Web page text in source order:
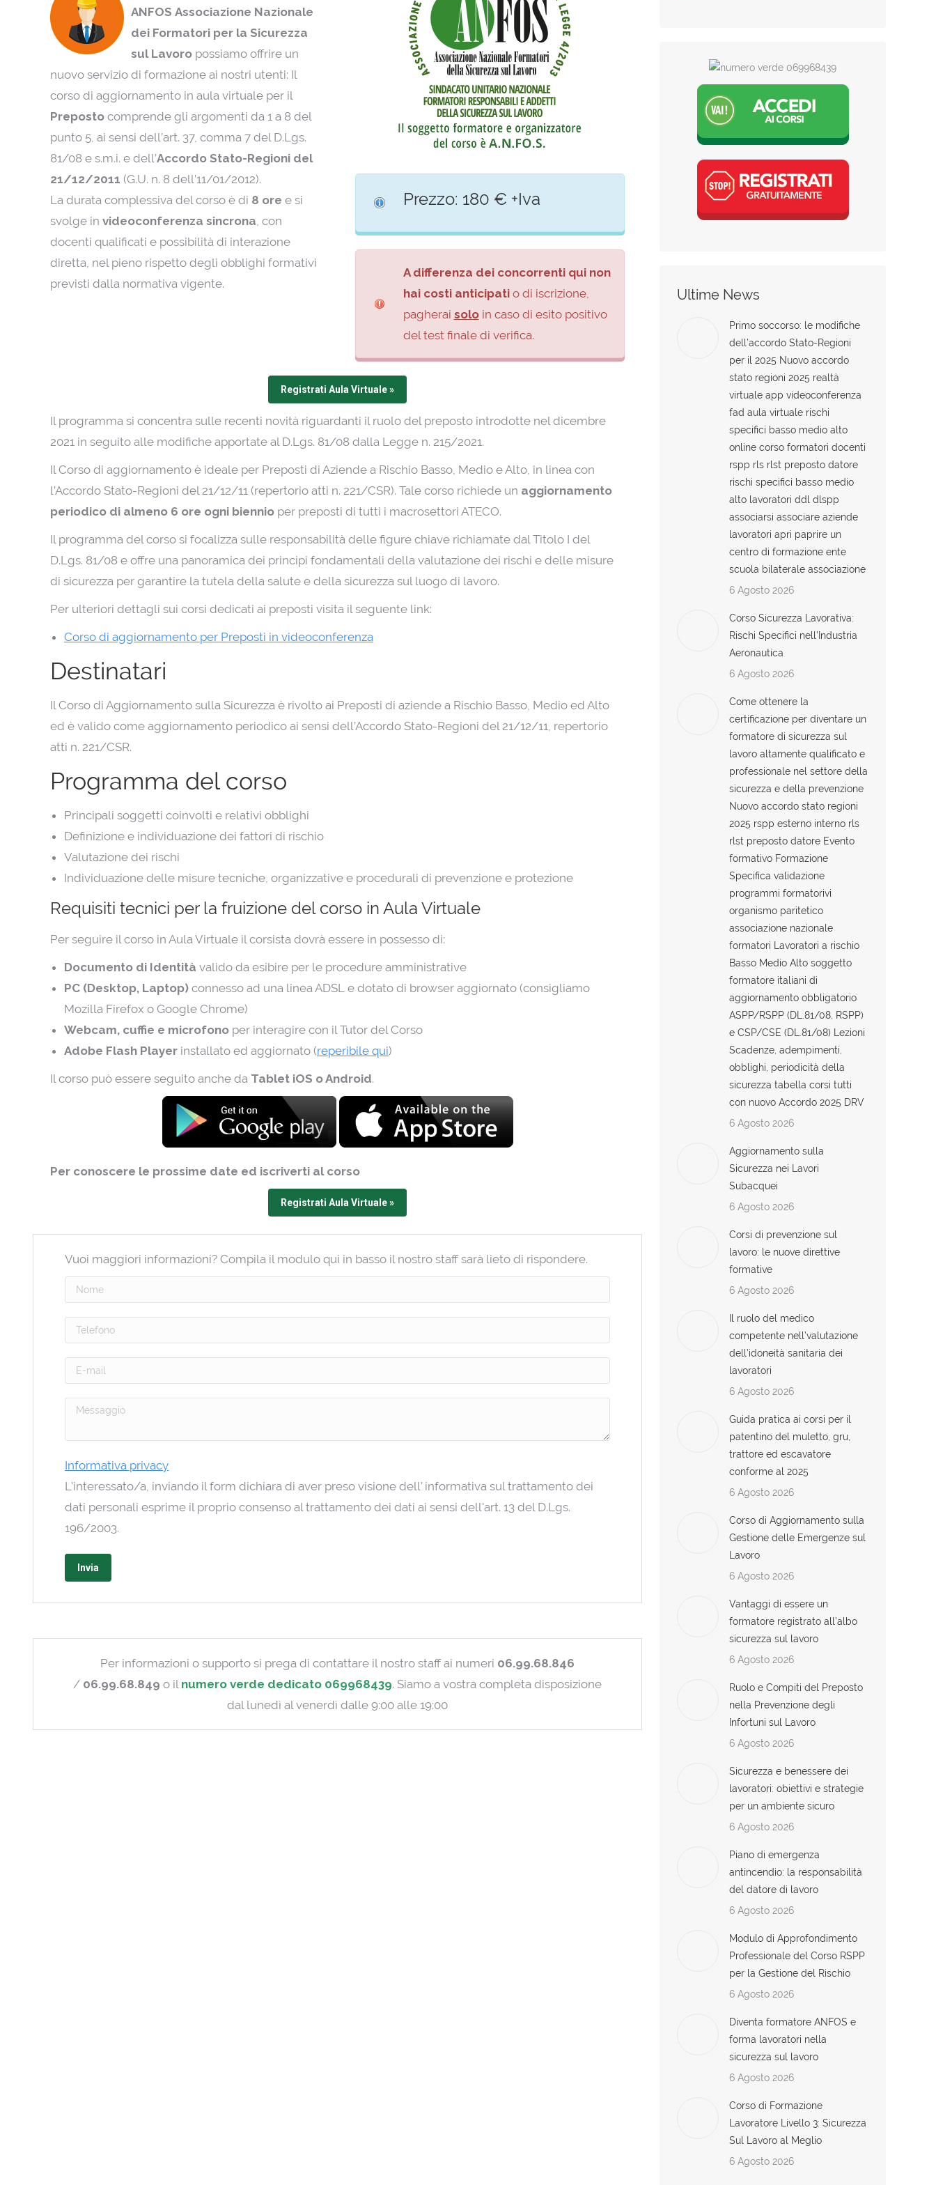
ANFOS Associazione Nazionale
dei Formatori per la Sicurezza
sul Lavoro possiamo offrire un
nuovo servizio di formazione ai nostri utenti: Il
corso di aggiornamento in aula virtuale per il
Preposto comprende gli argomenti da 1 a 8 del
punto 5, ai sensi dell’art. 37, comma 7 del D.Lgs.
81/08 e s.m.i. e dell’Accordo Stato-Regioni del
21/12/2011 (G.U. n. 8 dell’11/01/2012).
La durata complessiva del corso è di 8 ore e si
svolge in videoconferenza sincrona, con
docenti qualificati e possibilità di interazione
diretta, nel pieno rispetto degli obblighi formativi
previsti dalla normativa vigente.
Prezzo: 180 € +Iva
A differenza dei concorrenti qui non
hai costi anticipatio di iscrizione,
pagherai soloin caso di esito positivo
del test finale di verifica.
Registrati Aula Virtuale »
Il programma si concentra sulle recenti novità riguardanti il ruolo del preposto introdotte nel dicembre
2021 in seguito alle modifiche apportate al D.Lgs. 81/08 dalla Legge n. 215/2021.
Il Corso di aggiornamento è ideale per Preposti di Aziende a Rischio Basso, Medio e Alto, in linea con
l’Accordo Stato-Regioni del 21/12/11 (repertorio atti n. 221/CSR). Tale corso richiede un aggiornamento
periodico di almeno 6 ore ogni biennio per preposti di tutti i macrosettori ATECO.
Il programma del corso si focalizza sulle responsabilità delle figure chiave richiamate dal Titolo I del
D.Lgs. 81/08 e offre una panoramica dei principi fondamentali della valutazione dei rischi e delle misure
di sicurezza per garantire la tutela della salute e della sicurezza sul luogo di lavoro.
Per ulteriori dettagli sui corsi dedicati ai preposti visita il seguente link:
Corso di aggiornamento per Preposti in videoconferenza
Destinatari
Il Corso di Aggiornamento sulla Sicurezza è rivolto ai Preposti di aziende a Rischio Basso, Medio ed Alto
ed è valido come aggiornamento periodico ai sensi dell’Accordo Stato-Regioni del 21/12/11, repertorio
atti n. 221/CSR.
Programma del corso
Principali soggetti coinvolti e relativi obblighi
Definizione e individuazione dei fattori di rischio
Valutazione dei rischi
Individuazione delle misure tecniche, organizzative e procedurali di prevenzione e protezione
Requisiti tecnici per la fruizione del corso in Aula Virtuale
Per seguire il corso in Aula Virtuale il corsista dovrà essere in possesso di:
Documento di Identità valido da esibire per le procedure amministrative
PC (Desktop, Laptop) connesso ad una linea ADSL e dotato di browser aggiornato (consigliamo
Mozilla Firefox o Google Chrome)
Webcam, cuffie e microfono per interagire con il Tutor del Corso
Adobe Flash Player installato ed aggiornato (reperibile qui)
Il corso può essere seguito anche da Tablet iOS o Android.
Per conoscere le prossime date ed iscriverti al corso
Registrati Aula Virtuale »
Vuoi maggiori informazioni? Compila il modulo qui in basso il nostro staff sarà lieto di rispondere.
Informativa privacy
L'interessato/a, inviando il form dichiara di aver preso visione dell' informativa sul trattamento dei
dati personali esprime il proprio consenso al trattamento dei dati ai sensi dell'art. 13 del D.Lgs.
196/2003.
Si
prega
vuoto
questo
campo.
Per informazioni o supporto si prega di contattare il nostro staff ai numeri 06.99.68.846
/ 06.99.68.849 o il numero verde dedicato 069968439. Siamo a vostra completa disposizione
dal lunedì al venerdì dalle 9:00 alle 19:00
Ultime News
Primo soccorso: le modifiche
dell’accordo Stato-Regioni
per il 2025 Nuovo accordo
stato regioni 2025 realtà
virtuale app videoconferenza
fad aula virtuale rischi
specifici basso medio alto
online corso formatori docenti
rspp rls rlst preposto datore
rischi specifici basso medio
alto lavoratori ddl dlspp
associarsi associare aziende
lavoratori apri paprire un
centro di formazione ente
scuola bilaterale associazione
6 Agosto 2026
Corso Sicurezza Lavorativa:
Rischi Specifici nell’Industria
Aeronautica
6 Agosto 2026
Come ottenere la
certificazione per diventare un
formatore di sicurezza sul
lavoro altamente qualificato e
professionale nel settore della
sicurezza e della prevenzione
Nuovo accordo stato regioni
2025 rspp esterno interno rls
rlst preposto datore Evento
formativo Formazione
Specifica validazione
programmi formatorivi
organismo paritetico
associazione nazionale
formatori Lavoratori a rischio
Basso Medio Alto soggetto
formatore italiani di
aggiornamento obbligatorio
ASPP/RSPP (DL.81/08, RSPP)
e CSP/CSE (DL.81/08) Lezioni
Scadenze, adempimenti,
obblighi, periodicità della
sicurezza tabella corsi tutti
con nuovo Accordo 2025 DRV
6 Agosto 2026
Aggiornamento sulla
Sicurezza nei Lavori
Subacquei
6 Agosto 2026
Corsi di prevenzione sul
lavoro: le nuove direttive
formative
6 Agosto 2026
Il ruolo del medico
competente nell’valutazione
dell’idoneità sanitaria dei
lavoratori
6 Agosto 2026
Guida pratica ai corsi per il
patentino del muletto, gru,
trattore ed escavatore
conforme al 2025
6 Agosto 2026
Corso di Aggiornamento sulla
Gestione delle Emergenze sul
Lavoro
6 Agosto 2026
Vantaggi di essere un
formatore registrato all’albo
sicurezza sul lavoro
6 Agosto 2026
Ruolo e Compiti del Preposto
nella Prevenzione degli
Infortuni sul Lavoro
6 Agosto 2026
Sicurezza e benessere dei
lavoratori: obiettivi e strategie
per un ambiente sicuro
6 Agosto 2026
Piano di emergenza
antincendio: la responsabilità
del datore di lavoro
6 Agosto 2026
Modulo di Approfondimento
Professionale del Corso RSPP
per la Gestione del Rischio
6 Agosto 2026
Diventa formatore ANFOS e
forma lavoratori nella
sicurezza sul lavoro
6 Agosto 2026
Corso di Formazione
Lavoratore Livello 3: Sicurezza
Sul Lavoro al Meglio
6 Agosto 2026